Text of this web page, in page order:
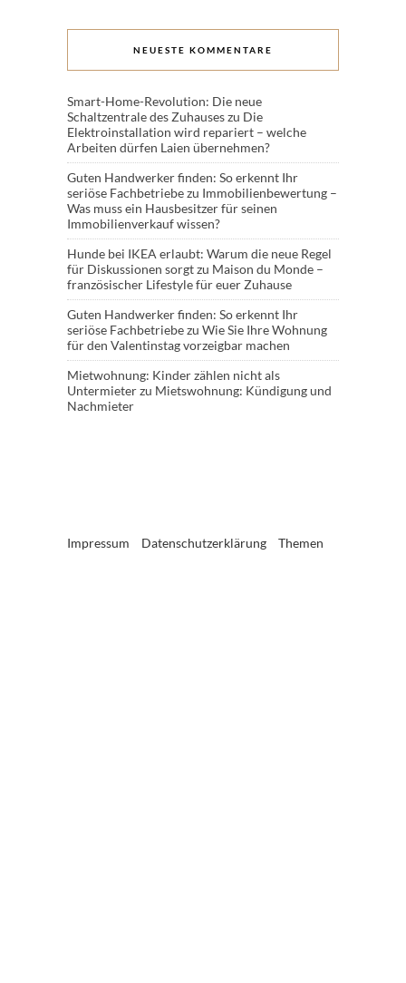
NEUESTE KOMMENTARE
Smart-Home-Revolution: Die neue
Schaltzentrale des Zuhauseszu Die
Elektroinstallation wird repariert – welche
Arbeiten dürfen Laien übernehmen?
Guten Handwerker finden: So erkennt Ihr
seriöse Fachbetriebezu Immobilienbewertung –
Was muss ein Hausbesitzer für seinen
Immobilienverkauf wissen?
Hunde bei IKEA erlaubt: Warum die neue Regel
für Diskussionen sorgtzu Maison du Monde –
französischer Lifestyle für euer Zuhause
Guten Handwerker finden: So erkennt Ihr
seriöse Fachbetriebezu Wie Sie Ihre Wohnung
für den Valentinstag vorzeigbar machen
Mietwohnung: Kinder zählen nicht als
Untermieterzu Mietswohnung: Kündigung und
Nachmieter
Impressum Datenschutzerklärung Themen